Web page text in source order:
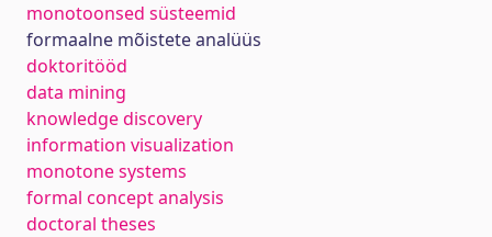
monotoonsed süsteemid
formaalne mõistete analüüs
doktoritööd
data mining
knowledge discovery
information visualization
monotone systems
formal concept analysis
doctoral theses